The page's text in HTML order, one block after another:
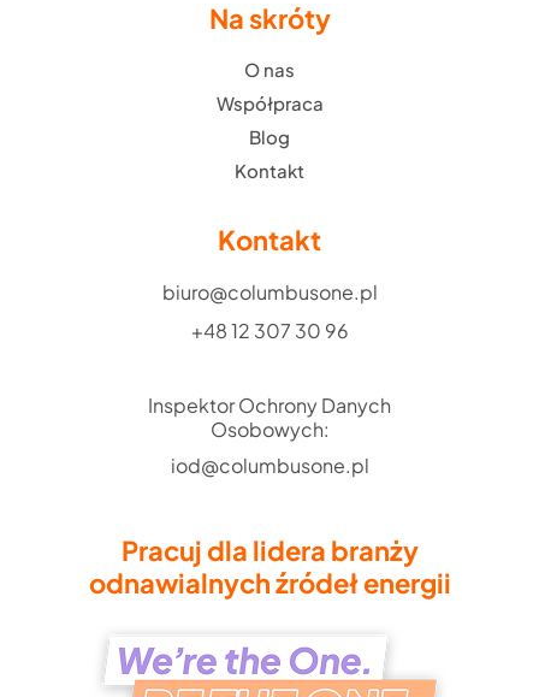
Na skróty
O nas
Współpraca
Blog
Kontakt
Kontakt
biuro@columbusone.pl
+48 12 307 30 96
Inspektor Ochrony Danych
Osobowych:
iod@columbusone.pl
Pracuj dla lidera branży
odnawialnych źródeł energii